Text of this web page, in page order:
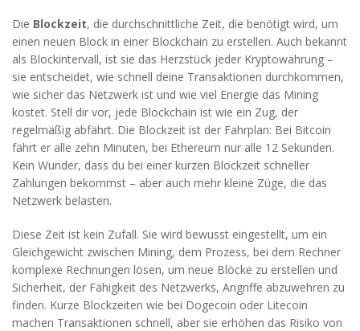
Die Blockzeit, die durchschnittliche Zeit, die benötigt wird, um
einen neuen Block in einer Blockchain zu erstellen. Auch bekannt
als Blockintervall, ist sie das Herzstück jeder Kryptowährung –
sie entscheidet, wie schnell deine Transaktionen durchkommen,
wie sicher das Netzwerk ist und wie viel Energie das Mining
kostet. Stell dir vor, jede Blockchain ist wie ein Zug, der
regelmäßig abfährt. Die Blockzeit ist der Fahrplan: Bei Bitcoin
fährt er alle zehn Minuten, bei Ethereum nur alle 12 Sekunden.
Kein Wunder, dass du bei einer kurzen Blockzeit schneller
Zahlungen bekommst – aber auch mehr kleine Züge, die das
Netzwerk belasten.
Diese Zeit ist kein Zufall. Sie wird bewusst eingestellt, um ein
Gleichgewicht zwischen Mining, dem Prozess, bei dem Rechner
komplexe Rechnungen lösen, um neue Blöcke zu erstellen und
Sicherheit, der Fähigkeit des Netzwerks, Angriffe abzuwehren zu
finden. Kurze Blockzeiten wie bei Dogecoin oder Litecoin
machen Transaktionen schnell, aber sie erhöhen das Risiko von